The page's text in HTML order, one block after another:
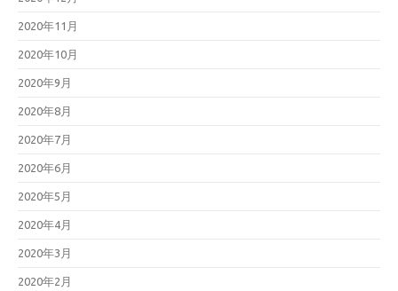
2020年11月
2020年10月
2020年9月
2020年8月
2020年7月
2020年6月
2020年5月
2020年4月
2020年3月
2020年2月